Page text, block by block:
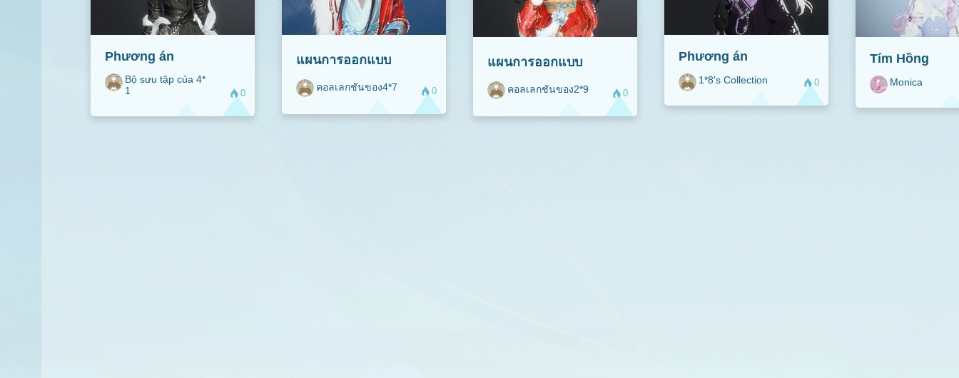
Phương án
Bộ sưu tập của 4*
1
0
แผนการ​ออกแบบ
คอลเลกชันของ4*7 0
แผนการ​ออกแบบ
คอลเลกชันของ2*9 0
Phương án
1*8's Collection 0
Tím Hồng
Monica